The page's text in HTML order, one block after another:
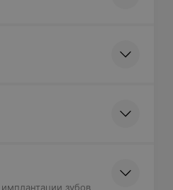
зубов